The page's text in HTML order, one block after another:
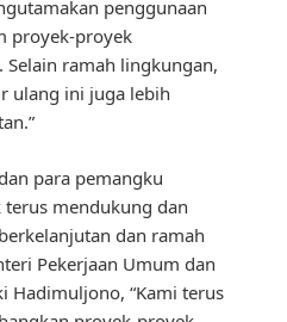
penggunaan
proyek-proyek
ramah lingkungan,
ulang ini juga lebih
para pemangku
mendukung dan
dan ramah
Pekerjaan Umum dan
Hadimuljono, “Kami terus